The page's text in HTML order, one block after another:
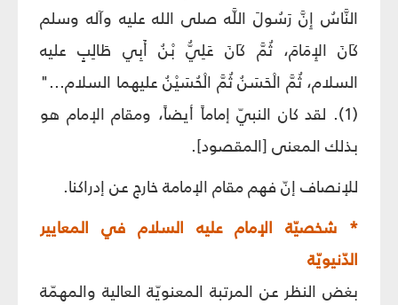
النَّاسُ إِنَّ رَسُولَ اللَّه صلى الله عليه وآله وسلم
كَانَ الإِمَامَ، ثُمَّ كَانَ عَلِيُّ بْنُ أَبِي طَالِبٍ عليه
السلام، ثُمَّ الْحَسَنُ ثُمَّ الْحُسَيْنُ عليهما السلام..."
(1). لقد كان النبيّ إماماً أيضاً، ومقام الإمام هو
بذلك المعنى [المقصود].
للإنصاف إنّ فهم مقام الإمامة خارج عن إدراكنا.
* شخصيّة الإمام عليه السلام في المعايير
الدّنيويّة
بغض النظر عن المرتبة المعنويّة العالية والمهمّة